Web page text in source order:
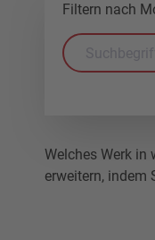
Filtern nach
Welches Werk in
erweitern, indem